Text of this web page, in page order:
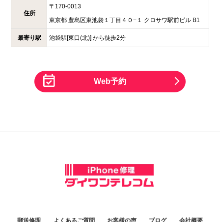
住所
〒 170-0013
東京都 豊島区東池袋１丁目４０−１ クロサワ駅前ビル B1
最寄り駅 池袋駅[東口(北)] から徒歩2分
Web予約